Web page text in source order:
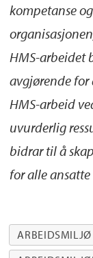
kompetanse
HMS-arbeidet
avgjørende for
HMS-arbeid
uvurderlig
bidrar til å
for alle
ARBEIDSMILJØ